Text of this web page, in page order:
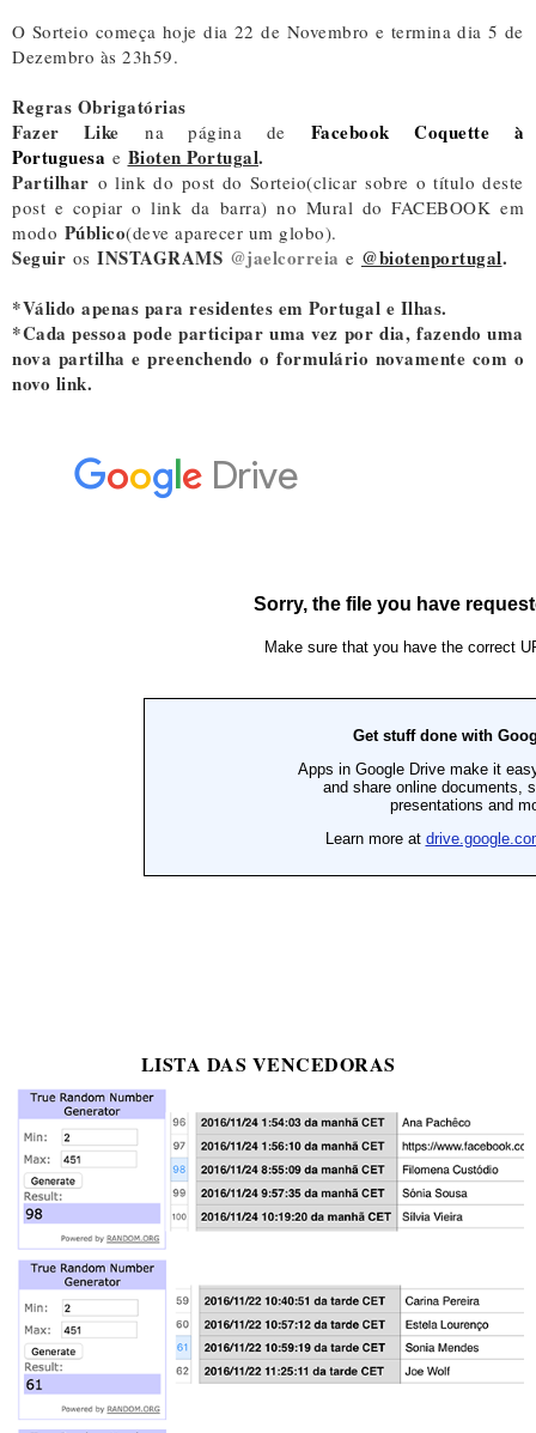
O Sorteio começa hoje dia 22 de Novembro e termina dia 5 de
Dezembro às 23h59.
Regras Obrigatórias
Fazer Like na página de
Facebook Coquette à
Portuguesa e Bioten Portugal.
Partilhar o link do post do Sorteio(clicar sobre o título deste
post e copiar o link da barra) no Mural do FACEBOOK em
modo Público(deve aparecer um globo).
Seguir os INSTAGRAMS @jaelcorreia e @biotenportugal.
*Válido apenas para residentes em Portugal e Ilhas.
*Cada pessoa pode participar uma vez por dia, fazendo uma
nova partilha e preenchendo o formulário novamente com o
novo link.
LISTA DAS VENCEDORAS